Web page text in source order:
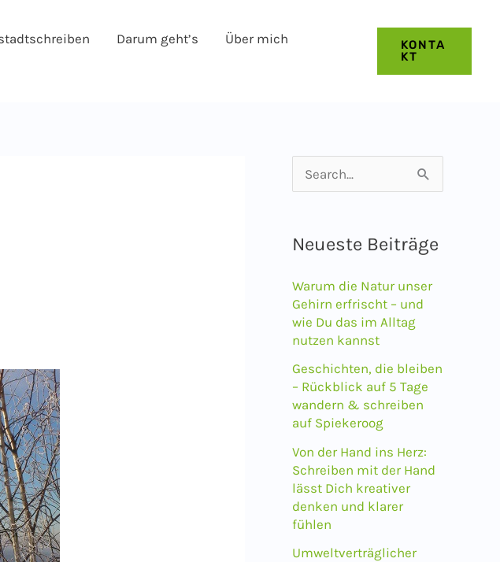
Darum geht’s
Über mich
KONTA
KT
u
h
n
n
c
h
Neueste Beiträge
Warum die Natur unser
Gehirn erfrischt – und
wie Du das im Alltag
nutzen kannst
Geschichten, die bleiben
– Rückblick auf 5 Tage
wandern & schreiben
auf Spiekeroog
Von der Hand ins Herz:
Schreiben mit der Hand
lässt Dich kreativer
denken und klarer
fühlen
Umweltverträglicher